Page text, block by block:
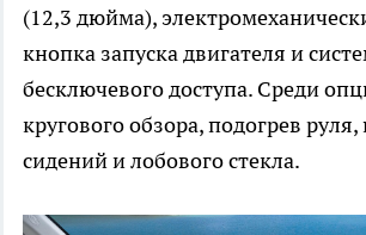
(12,3 дюйма),
кнопка запуска двигателя и
бесключевого доступа. Среди
кругового обзора, подогрев
сидений и лобового стекла.